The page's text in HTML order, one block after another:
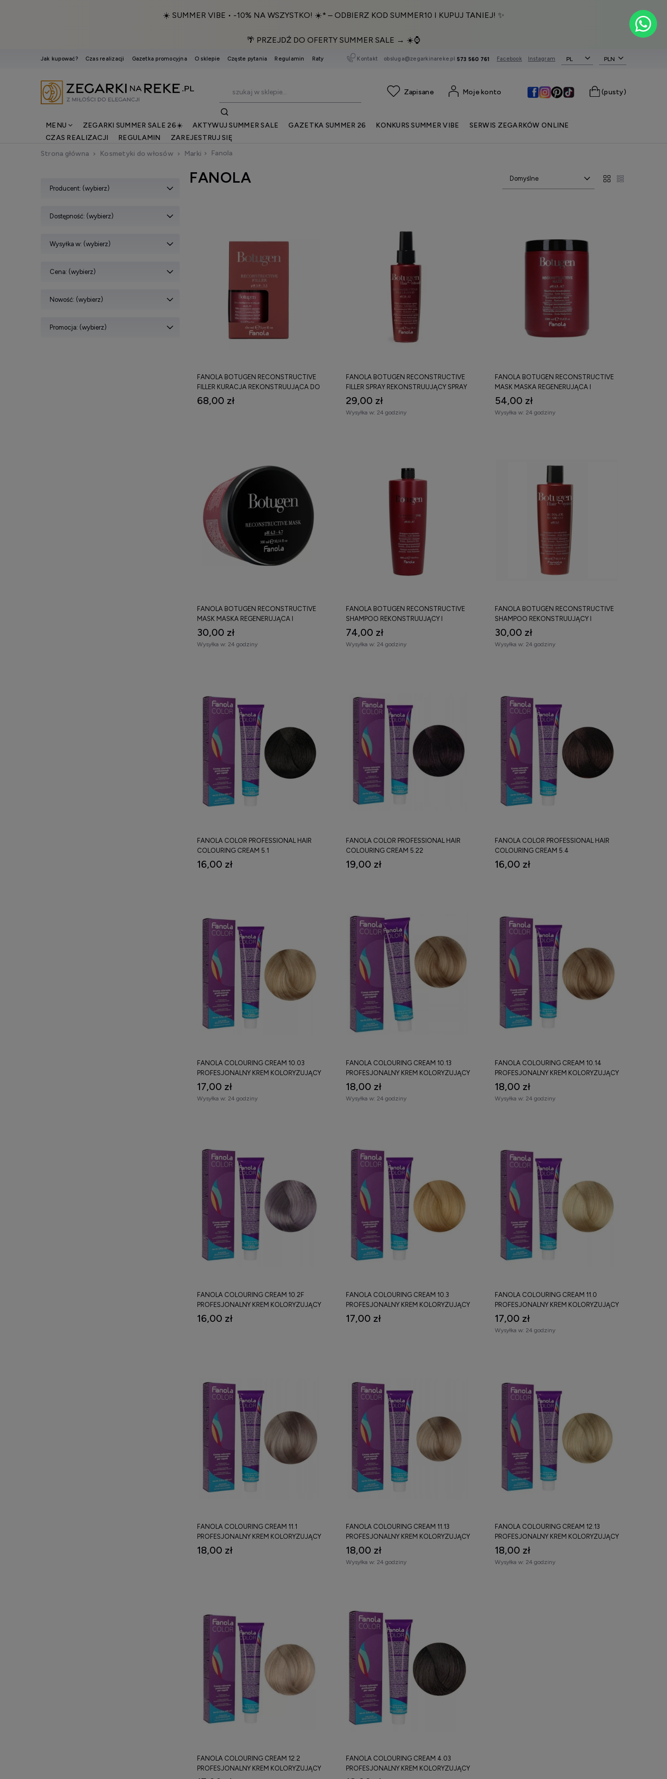
☀️ SUMMER VIBE • -10% NA WSZYSTKO! ☀️* – ODBIERZ KOD SUMMER10 I KUPUJ TANIEJ! ✨
🌴 PRZEJDŹ DO OFERTY SUMMER SALE → ☀️⌚️
Jak kupować? Czas realizacji Gazetka promocyjna O sklepie Częste pytania Regulamin Raty Kontakt obsluga@zegarkinareke.pl 573 560 761 Facebook Instagram PL
(pusty)
Moje konto
MENU ZEGARKI SUMMER SALE 26☀️ AKTYWUJ SUMMER SALE GAZETKA SUMMER 26 KONKURS SUMMER VIBE
SERWIS ZEGARKÓW ONLINE
CZAS REALIZACJI
REGULAMIN
ZAREJESTRUJ SIĘ
Strona główna
Kosmetyki do włosów Marki Fanola
Producent: (wybierz)
Dostępność: (wybierz)
Wysyłka w: (wybierz)
Cena: (wybierz)
Nowość: (wybierz)
Promocja: (wybierz)
FANOLA
FANOLA BOTUGEN RECONSTRUCTIVE
FILLER KURACJA REKONSTRUUJĄCA DO
WŁOSÓW 150 ML
68,00 zł
FANOLA BOTUGEN RECONSTRUCTIVE
FILLER SPRAY REKONSTRUUJĄCY SPRAY
DO WŁOSÓW 150 ML
29,00 zł
Wysyłka w: 24 godziny
FANOLA BOTUGEN RECONSTRUCTIVE
MASK MASKA REGENERUJĄCA I
REKONSTRUUJĄCA DO WŁOSÓW
ZNISZCZONYCH 1000 ML
54,00 zł
Wysyłka w: 24 godziny
FANOLA BOTUGEN RECONSTRUCTIVE
MASK MASKA REGENERUJĄCA I
REKONSTRUUJĄCA DO WŁOSÓW
ZNISZCZONYCH 300 ML
30,00 zł
Wysyłka w: 24 godziny
FANOLA BOTUGEN RECONSTRUCTIVE
SHAMPOO REKONSTRUUJĄCY I
REGENERUJĄCY SZAMPON DO
ZNISZCZONYCH WŁOSÓW 1000 ML
74,00 zł
Wysyłka w: 24 godziny
FANOLA BOTUGEN RECONSTRUCTIVE
SHAMPOO REKONSTRUUJĄCY I
REGENERUJĄCY SZAMPON DO
ZNISZCZONYCH WŁOSÓW 300 ML
30,00 zł
Wysyłka w: 24 godziny
FANOLA COLOR PROFESSIONAL HAIR
COLOURING CREAM 5.1
PROFESJONALNY KREM KOLORYZUJĄCY
100 ML
16,00 zł
FANOLA COLOR PROFESSIONAL HAIR
COLOURING CREAM 5.22
PROFESJONALNY KREM KOLORYZUJĄCY
100 ML
19,00 zł
FANOLA COLOR PROFESSIONAL HAIR
COLOURING CREAM 5.4
PROFESJONALNY KREM KOLORYZUJĄCY
100 ML
16,00 zł
FANOLA COLOURING CREAM 10.03
PROFESJONALNY KREM KOLORYZUJĄCY
100 ML
17,00 zł
Wysyłka w: 24 godziny
FANOLA COLOURING CREAM 10.13
PROFESJONALNY KREM KOLORYZUJĄCY
100 ML
18,00 zł
Wysyłka w: 24 godziny
FANOLA COLOURING CREAM 10.14
PROFESJONALNY KREM KOLORYZUJĄCY
100 ML
18,00 zł
Wysyłka w: 24 godziny
FANOLA COLOURING CREAM 10.2F
PROFESJONALNY KREM KOLORYZUJĄCY
100 ML
16,00 zł
FANOLA COLOURING CREAM 10.3
PROFESJONALNY KREM KOLORYZUJĄCY
100 ML
17,00 zł
FANOLA COLOURING CREAM 11.0
PROFESJONALNY KREM KOLORYZUJĄCY
100 ML
17,00 zł
Wysyłka w: 24 godziny
FANOLA COLOURING CREAM 11.1
PROFESJONALNY KREM KOLORYZUJĄCY
100 ML
18,00 zł
FANOLA COLOURING CREAM 11.13
PROFESJONALNY KREM KOLORYZUJĄCY
100 ML
18,00 zł
Wysyłka w: 24 godziny
FANOLA COLOURING CREAM 12.13
PROFESJONALNY KREM KOLORYZUJĄCY
100 ML
18,00 zł
Wysyłka w: 24 godziny
FANOLA COLOURING CREAM 12.2
PROFESJONALNY KREM KOLORYZUJĄCY
FANOLA COLOURING CREAM 4.03
PROFESJONALNY KREM KOLORYZUJĄCY